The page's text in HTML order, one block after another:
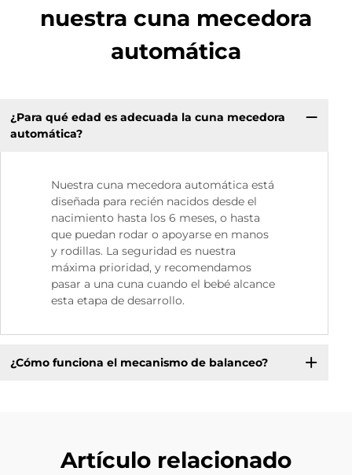
nuestra cuna mecedora
automática
¿Para qué edad es adecuada la cuna mecedora
automática?
Nuestra cuna mecedora automática está
diseñada para recién nacidos desde el
nacimiento hasta los 6 meses, o hasta
que puedan rodar o apoyarse en manos
y rodillas. La seguridad es nuestra
máxima prioridad, y recomendamos
pasar a una cuna cuando el bebé alcance
esta etapa de desarrollo.
¿Cómo funciona el mecanismo de balanceo?
Artículo relacionado